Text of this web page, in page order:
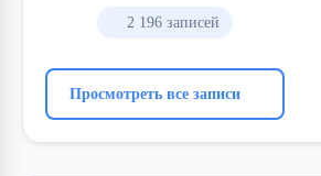
2 196 записей
Просмотреть все записи